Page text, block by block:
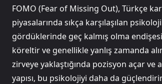
FOMO (Fear of Missing Out), Türkçe
piyasalarında sıkça karşılaşılan
gördüklerinde geç kalmış olma
köreltir ve genellikle yanlış zamanda
zirveye yaklaştığında pozisyon açar ve
yapısı, bu psikolojiyi daha da